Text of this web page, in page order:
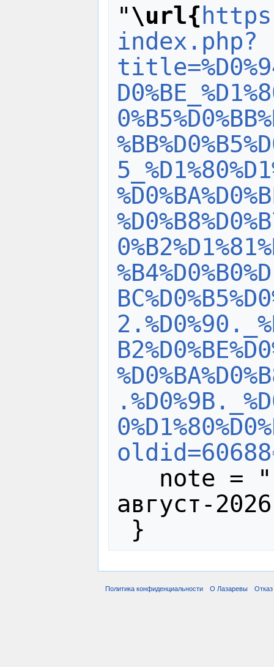
"\url{
index.php?
oldid=60688
август-
Политика конфиденциальности О Лазаревы Отказ